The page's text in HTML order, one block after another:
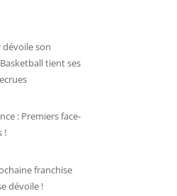
dévoile son
tient ses
: Premiers face-
!
franchise
dévoile !